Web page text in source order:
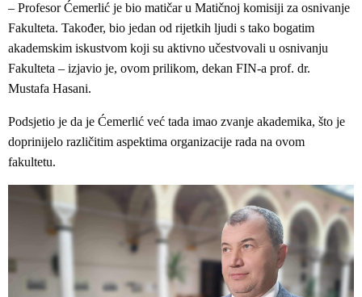
– Profesor Ćemerlić je bio matičar u Matičnoj komisiji za osnivanje
Fakulteta. Također, bio jedan od rijetkih ljudi s tako bogatim
akademskim iskustvom koji su aktivno učestvovali u osnivanju
Fakulteta – izjavio je, ovom prilikom, dekan FIN-a prof. dr.
Mustafa Hasani.
Podsjetio je da je Ćemerlić već tada imao zvanje akademika, što je
doprinijelo različitim aspektima organizacije rada na ovom
fakultetu.